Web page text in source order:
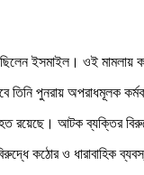
ইসমাইল। ওই মামলায়
তিনি পুনরায়
রয়েছে। আটক ব্যক্তির
কঠোর ও ধারাবাহিক